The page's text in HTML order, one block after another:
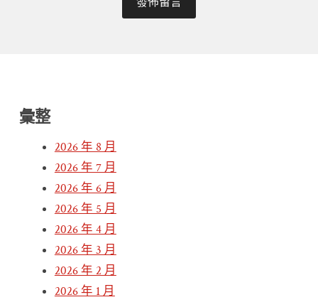
彙整
2026 年 8 月
2026 年 7 月
2026 年 6 月
2026 年 5 月
2026 年 4 月
2026 年 3 月
2026 年 2 月
2026 年 1 月